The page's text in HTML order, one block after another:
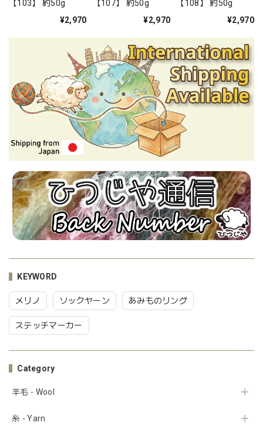
KEYWORD
メリノ ソックヤーン あみものリング
ステッチマーカー
Category
羊毛 - Wool
糸 - Yarn
【103】 約50g
¥2,970
【107】 約50g
¥2,970
【108】 約50g
¥2,970